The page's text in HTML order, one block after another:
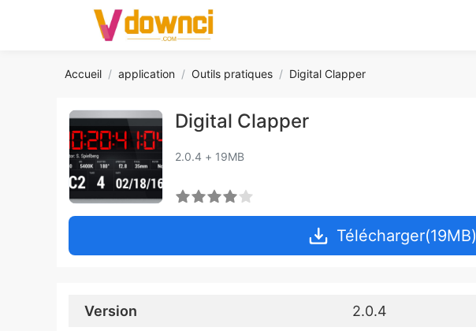
Accueil application Outils pratiques Digital Clapper
Digital Clapper
2.0.4 + 19MB
Télécharger(19MB)
Version
2.0.4